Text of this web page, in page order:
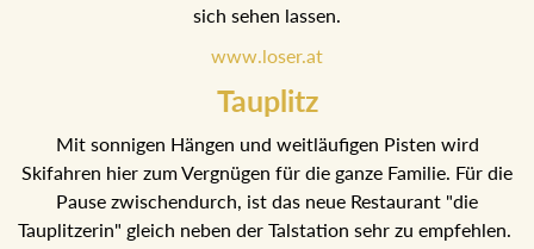
kann sich sehen lassen.
www.loser.at
Tauplitz
Mit sonnigen Hängen und weitläufigen Pisten wird
Skifahren hier zum Vergnügen für die ganze Familie. Für
die Pause zwischendurch, ist das neue Restaurant "die
Tauplitzerin" gleich neben der Talstation sehr zu